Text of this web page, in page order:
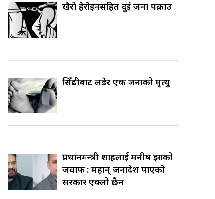
खैरो हेरोइनसहित दुई जना पक्राउ
सिँढीबाट लडेर एक जनाको मृत्यु
प्रधानमन्त्री शाहलाई मनीष झाको
जवाफ : महान् जनादेश पाएको
सरकार एक्लो छैन